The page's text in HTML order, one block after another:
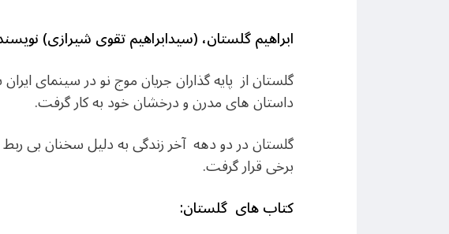
ابراهیم گلستان، (سیدابراهیم تقوی شیرازی)
گلستان از پایه گذاران جریان موج نو در سینمای
داستان های مدرن و درخشان خود به کار گرفت.
گلستان در دو دهه آخر زندگی به دلیل سخنان بی ربط
برخی قرار گرفت.
کتاب های گلستان: